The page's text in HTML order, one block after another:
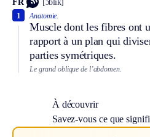
FR [ɔblik]
Anatomie.
Muscle dont les fibres ont
rapport à un plan qui
parties symétriques.
1
Le grand oblique de l’abdomen.
À découvrir
Savez-vous ce que